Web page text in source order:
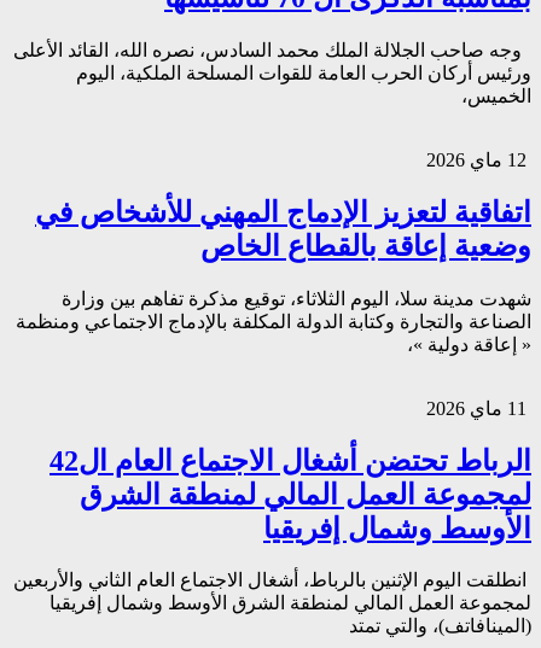
وجه صاحب الجلالة الملك محمد السادس، نصره الله، القائد الأعلى
ورئيس أركان الحرب العامة للقوات المسلحة الملكية، اليوم
الخميس،
اتفاقية لتعزيز الإدماج المهني للأشخاص في
وضعية إعاقة بالقطاع الخاص
شهدت مدينة سلا، اليوم الثلاثاء، توقيع مذكرة تفاهم بين وزارة
الصناعة والتجارة وكتابة الدولة المكلفة بالإدماج الاجتماعي ومنظمة
« إعاقة دولية »،
الرباط تحتضن أشغال الاجتماع العام ال42
لمجموعة العمل المالي لمنطقة الشرق
الأوسط وشمال إفريقيا
انطلقت اليوم الإثنين بالرباط، أشغال الاجتماع العام الثاني والأربعين
لمجموعة العمل المالي لمنطقة الشرق الأوسط وشمال إفريقيا
(المينافاتف)، والتي تمتد